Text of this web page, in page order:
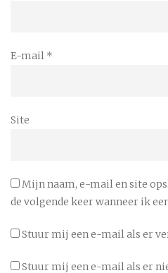
E-mail *
Site
Mijn naam, e-mail en site
de volgende keer wanneer ik
Stuur mij een e-mail als er
Stuur mij een e-mail als er